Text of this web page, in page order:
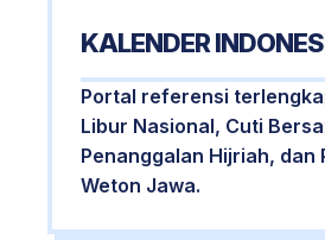
KALENDER
Portal referensi
Libur Nasional, Cuti
Penanggalan Hijriah, dan
Weton Jawa.